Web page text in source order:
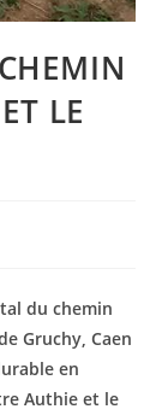
LE
du chemin
Gruchy, Caen
en
Authie et le